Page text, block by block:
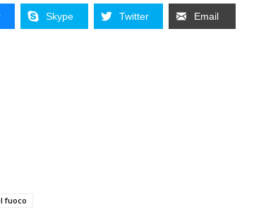
Skype Twitter Email
fuoco